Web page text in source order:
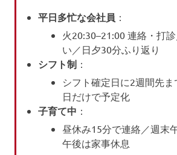
平日多忙な会社員 ：
火20:30–21:00 連絡・打
い／日夕30分ふり返り
シフト制 ：
シフト確定日に2週間先
日だけで予定化
子育て中 ：
昼休み15分で連絡／週末
午後は家事休息